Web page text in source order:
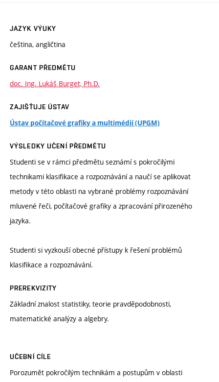
JAZYK VÝUKY
čeština, angličtina
GARANT PŘEDMĚTU
doc. Ing. Lukáš Burget, Ph.D.
ZAJIŠŤUJE ÚSTAV
Ústav počítačové grafiky a multimédií (UPGM)
VÝSLEDKY UČENÍ PŘEDMĚTU
Studenti se v rámci předmětu seznámí s pokročilými
technikami klasifikace a rozpoznávání a naučí se aplikovat
metody v této oblasti na vybrané problémy rozpoznávání
mluvené řeči, počítačové grafiky a zpracování přirozeného
jazyka.
Studenti si vyzkouší obecné přístupy k řešení problémů
klasifikace a rozpoznávání.
PREREKVIZITY
Základní znalost statistiky, teorie pravděpodobnosti,
matematické analýzy a algebry.
UČEBNÍ CÍLE
Porozumět pokročilým technikám a postupům v oblasti